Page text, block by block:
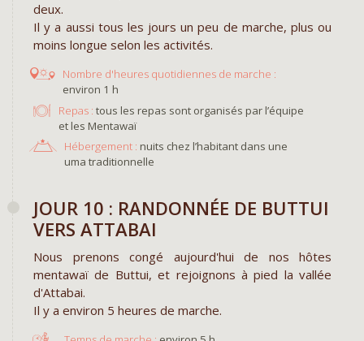
deux.
Il y a aussi tous les jours un peu de marche, plus ou
moins longue selon les activités.
environ 1 h
Repas : tous les repas sont organisés par l’équipe
et les Mentawaï
Hébergement : nuits chez l’habitant dans une
uma traditionnelle
JOUR 10 : RANDONNÉE DE BUTTUI
VERS ATTABAI
Nous prenons congé aujourd'hui de nos hôtes
mentawaï de Buttui, et rejoignons à pied la vallée
d'Attabai.
Il y a environ 5 heures de marche.